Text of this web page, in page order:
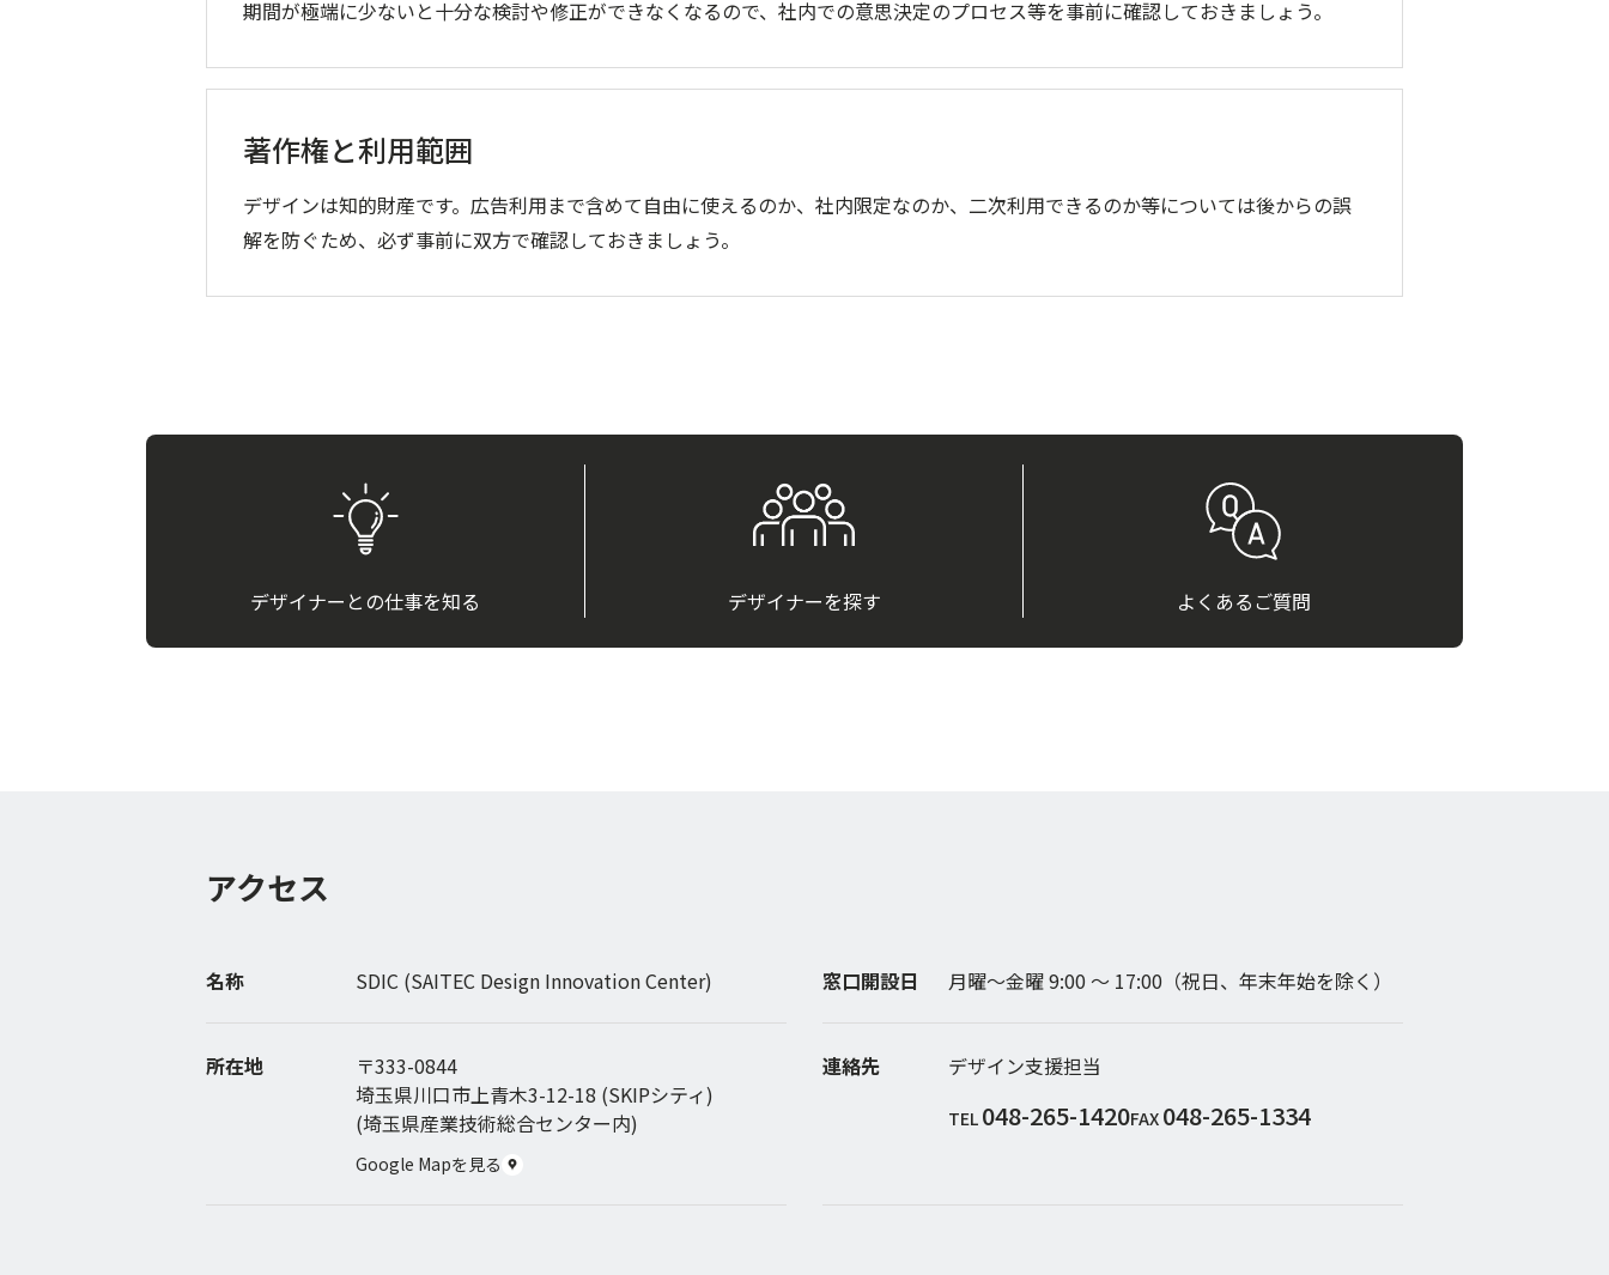
期間が極端に少ないと十分な検討や修正ができなくなるので、社内での意思決定のプロセス等を事前に確認しておきましょう。
著作権と利用範囲
デザインは知的財産です。広告利用まで含めて自由に使えるのか、社内限定なのか、二次利用できるのか等については後からの誤
解を防ぐため、必ず事前に双方で確認しておきましょう。
デザイナーとの仕事を知る デザイナーを探す よくあるご質問
アクセス
名称 SDIC (SAITEC Design Innovation Center)
所在地
〒333-0844
埼玉県川口市上青木3-12-18 (SKIPシティ)
(埼玉県産業技術総合センター内)
Google Mapを見る
窓口開設日 月曜〜金曜 9:00 〜 17:00（祝日、年末年始を除く）
連絡先 デザイン支援担当
TEL 048-265-1420FAX 048-265-1334